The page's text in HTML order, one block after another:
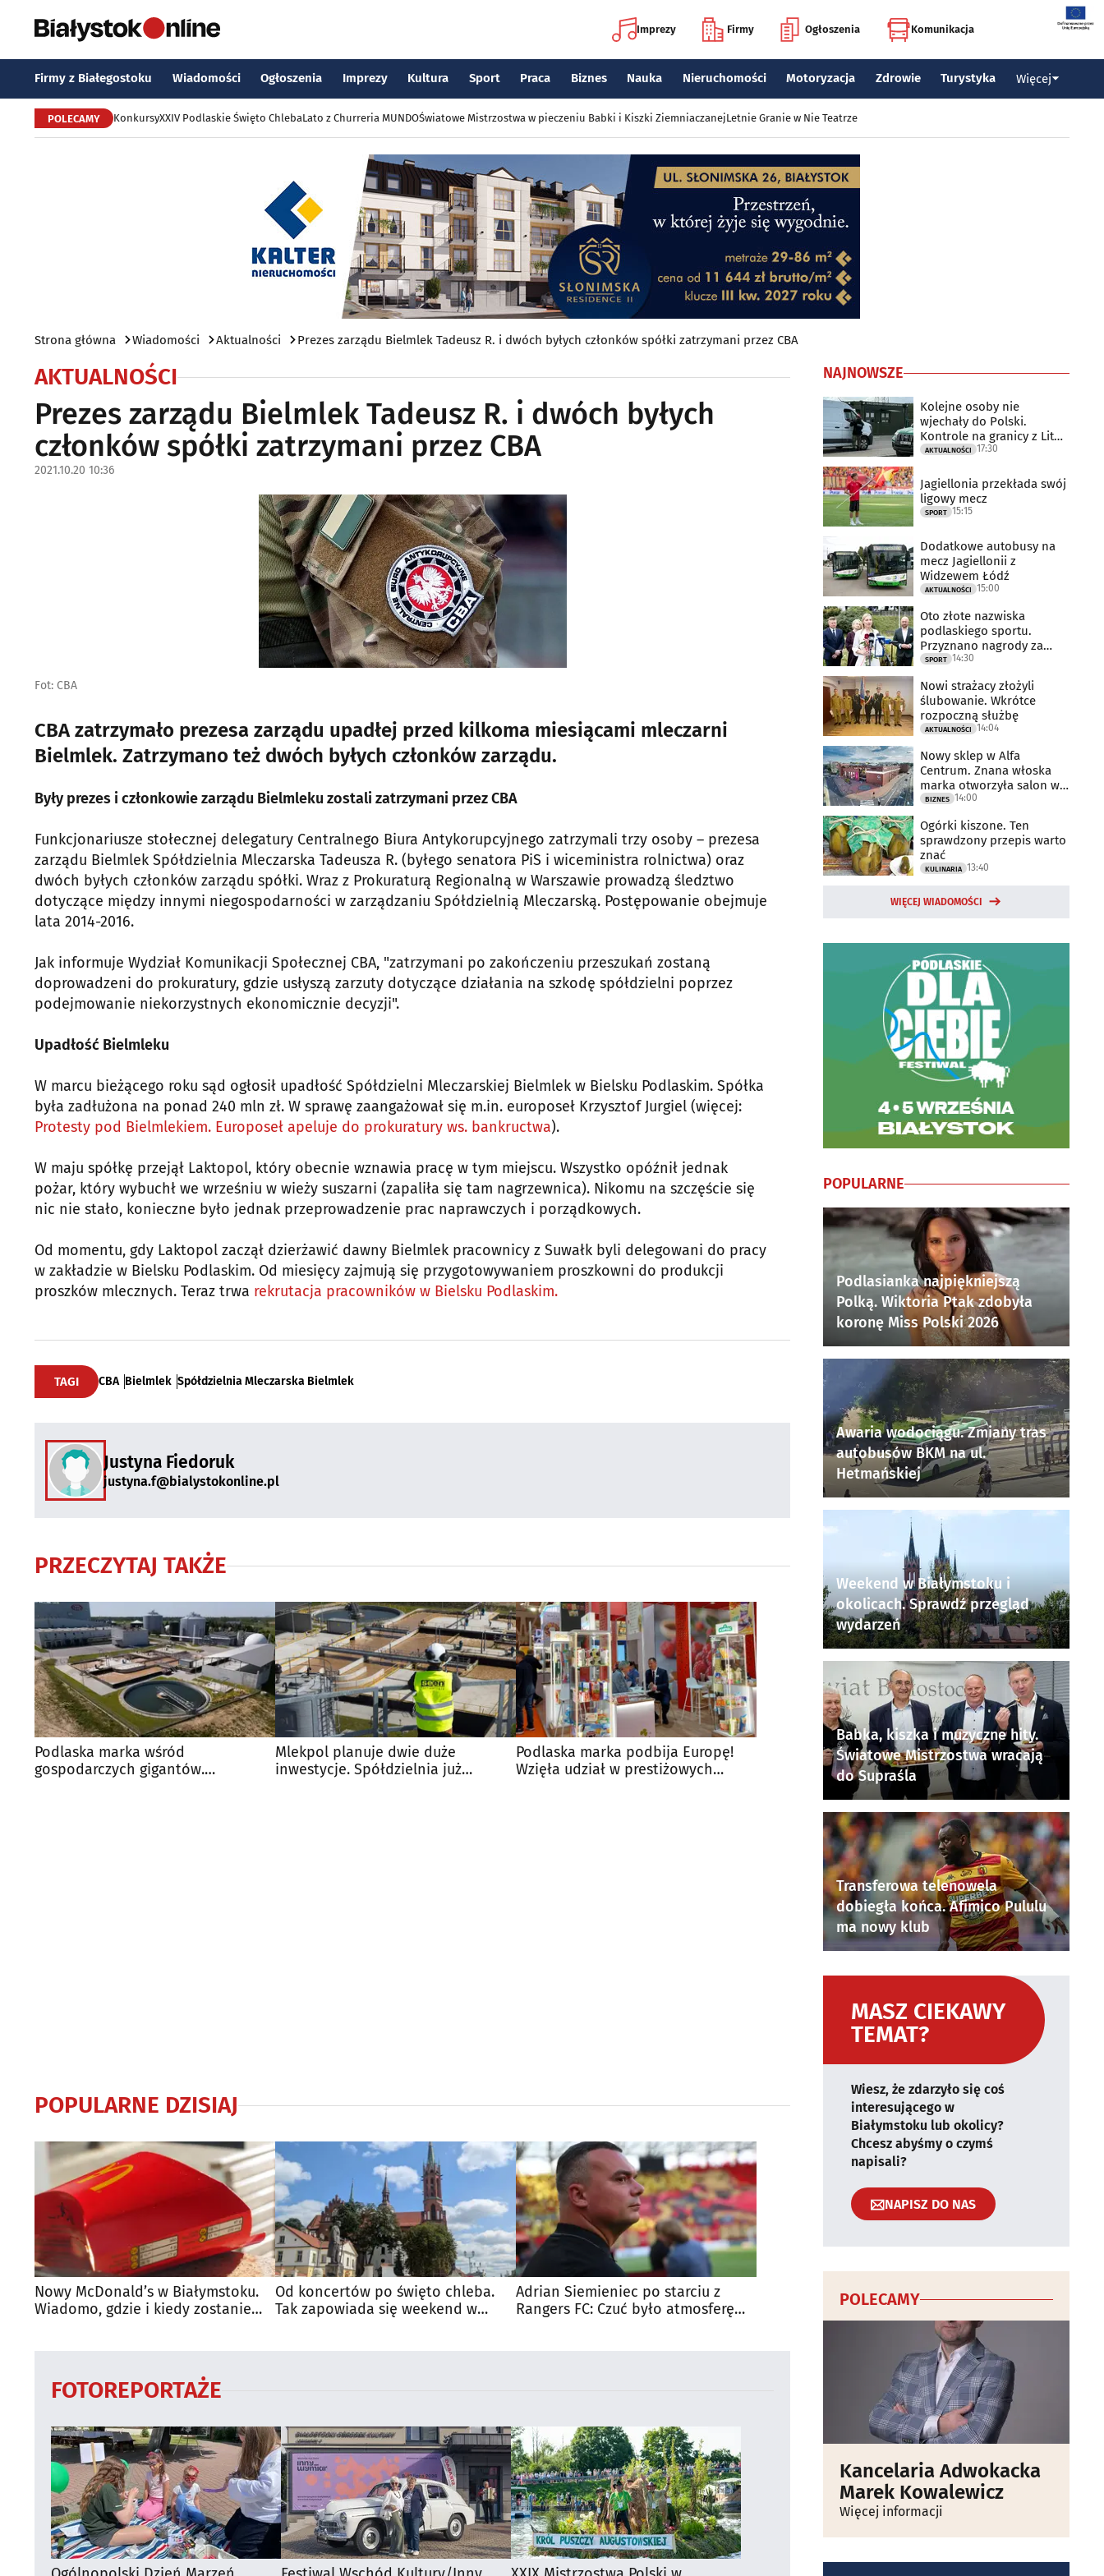
Imprezy Firmy Ogłoszenia Komunikacja
Firmy z Białegostoku Wiadomości Ogłoszenia Imprezy Kultura Sport Praca Biznes Nauka Nieruchomości Motoryzacja Zdrowie Turystyka Więcej
POLECAMY KonkursyXXIV Podlaskie Święto ChlebaLato z Churreria MUNDOŚwiatowe Mistrzostwa w pieczeniu Babki i Kiszki ZiemniaczanejLetnie Granie w Nie Teatrze
Strona główna Wiadomości Aktualności Prezes zarządu Bielmlek Tadeusz R. i dwóch byłych członków spółki zatrzymani przez CBA
AKTUALNOŚCI
Prezes zarządu Bielmlek Tadeusz R. i dwóch byłych
członków spółki zatrzymani przez CBA
2021.10.20 10:36
Fot: CBA
CBA zatrzymało prezesa zarządu upadłej przed kilkoma miesiącami mleczarni
Bielmlek. Zatrzymano też dwóch byłych członków zarządu.
Były prezes i członkowie zarządu Bielmleku zostali zatrzymani przez CBA
Funkcjonariusze stołecznej delegatury Centralnego Biura Antykorupcyjnego zatrzymali trzy osoby – prezesa
zarządu Bielmlek Spółdzielnia Mleczarska Tadeusza R. (byłego senatora PiS i wiceministra rolnictwa) oraz
dwóch byłych członków zarządu spółki. Wraz z Prokuraturą Regionalną w Warszawie prowadzą śledztwo
dotyczące między innymi niegospodarności w zarządzaniu Spółdzielnią Mleczarską. Postępowanie obejmuje
lata 2014-2016.
Jak informuje Wydział Komunikacji Społecznej CBA, "zatrzymani po zakończeniu przeszukań zostaną
doprowadzeni do prokuratury, gdzie usłyszą zarzuty dotyczące działania na szkodę spółdzielni poprzez
podejmowanie niekorzystnych ekonomicznie decyzji".
Upadłość Bielmleku
W marcu bieżącego roku sąd ogłosił upadłość Spółdzielni Mleczarskiej Bielmlek w Bielsku Podlaskim. Spółka
była zadłużona na ponad 240 mln zł. W sprawę zaangażował się m.in. europoseł Krzysztof Jurgiel (więcej:
Protesty pod Bielmlekiem. Europoseł apeluje do prokuratury ws. bankructwa).
W maju spółkę przejął Laktopol, który obecnie wznawia pracę w tym miejscu. Wszystko opóźnił jednak
pożar, który wybuchł we wrześniu w wieży suszarni (zapaliła się tam nagrzewnica). Nikomu na szczęście się
nic nie stało, konieczne było jednak przeprowadzenie prac naprawczych i porządkowych.
Od momentu, gdy Laktopol zaczął dzierżawić dawny Bielmlek pracownicy z Suwałk byli delegowani do pracy
w zakładzie w Bielsku Podlaskim. Od miesięcy zajmują się przygotowywaniem proszkowni do produkcji
proszków mlecznych. Teraz trwa rekrutacja pracowników w Bielsku Podlaskim.
TAGI CBA Bielmlek Spółdzielnia Mleczarska Bielmlek
Justyna Fiedoruk
justyna.f@bialystokonline.pl
PRZECZYTAJ TAKŻE
Podlaska marka wśród
gospodarczych gigantów.
Mlekpol planuje dwie duże
inwestycje. Spółdzielnia już
Podlaska marka podbija Europę!
Wzięła udział w prestiżowych
POPULARNE DZISIAJ
Nowy McDonald’s w Białymstoku.
Wiadomo, gdzie i kiedy zostanie
Od koncertów po święto chleba.
Tak zapowiada się weekend w
Adrian Siemieniec po starciu z
Rangers FC: Czuć było atmosferę
FOTOREPORTAŻE
NAJNOWSZE
Kolejne osoby nie
wjechały do Polski.
Kontrole na granicy z Litwą
trwają
AKTUALNOŚCI 17:30
Jagiellonia przekłada swój
ligowy mecz
SPORT 15:15
Dodatkowe autobusy na
mecz Jagiellonii z
Widzewem Łódź
AKTUALNOŚCI 15:00
Oto złote nazwiska
podlaskiego sportu.
Przyznano nagrody za
2025 rok
SPORT 14:30
Nowi strażacy złożyli
ślubowanie. Wkrótce
rozpoczną służbę
AKTUALNOŚCI 14:04
Nowy sklep w Alfa
Centrum. Znana włoska
marka otworzyła salon w
Białymstoku
BIZNES 14:00
Ogórki kiszone. Ten
sprawdzony przepis warto
znać
KULINARIA 13:40
WIĘCEJ WIADOMOŚCI
POPULARNE
Podlasianka najpiękniejszą
Polką. Wiktoria Ptak zdobyła
koronę Miss Polski 2026
Awaria wodociągu. Zmiany tras
autobusów BKM na ul.
Hetmańskiej
Weekend w Białymstoku i
okolicach. Sprawdź przegląd
wydarzeń
Babka, kiszka i muzyczne hity.
Światowe Mistrzostwa wracają
do Supraśla
Transferowa telenowela
dobiegła końca. Afimico Pululu
ma nowy klub
MASZ CIEKAWY
TEMAT?
Wiesz, że zdarzyło się coś
interesującego w
Białymstoku lub okolicy?
Chcesz abyśmy o czymś
napisali?
NAPISZ DO NAS
POLECAMY
Kancelaria Adwokacka
Marek Kowalewicz
Więcej informacji